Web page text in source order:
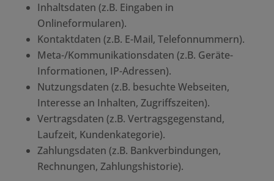
Inhaltsdaten (z.B. Eingaben in
Onlineformularen).
Kontaktdaten (z.B. E-Mail, Telefonnummern).
Meta-/Kommunikationsdaten (z.B. Geräte-
Informationen, IP-Adressen).
Nutzungsdaten (z.B. besuchte Webseiten,
Interesse an Inhalten, Zugriffszeiten).
Vertragsdaten (z.B. Vertragsgegenstand,
Laufzeit, Kundenkategorie).
Zahlungsdaten (z.B. Bankverbindungen,
Rechnungen, Zahlungshistorie).